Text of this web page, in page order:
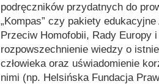
podręczników przydatnych do
„Kompas” czy pakiety
Przeciw Homofobii, Rady Europy
rozpowszechnienie wiedzy o
człowieka oraz uświadomienie
nimi (np. Helsińska Fundacja